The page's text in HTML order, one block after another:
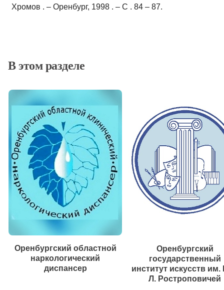
Хромов . – Оренбург, 1998 . – С . 84 – 87.
В этом разделе
Оренбургский областной
наркологический
диспансер
Оренбургский
государственный
институт искусств им.
Л. Ростроповичей